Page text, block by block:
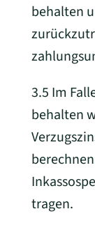
behalten
3.5 Im
behalten
tragen.